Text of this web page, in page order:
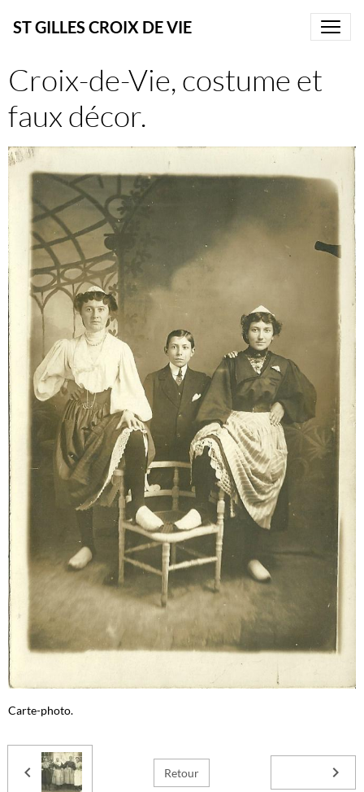
ST GILLES CROIX DE VIE
Croix-de-Vie, costume et
faux décor.
Carte-photo.
Retour